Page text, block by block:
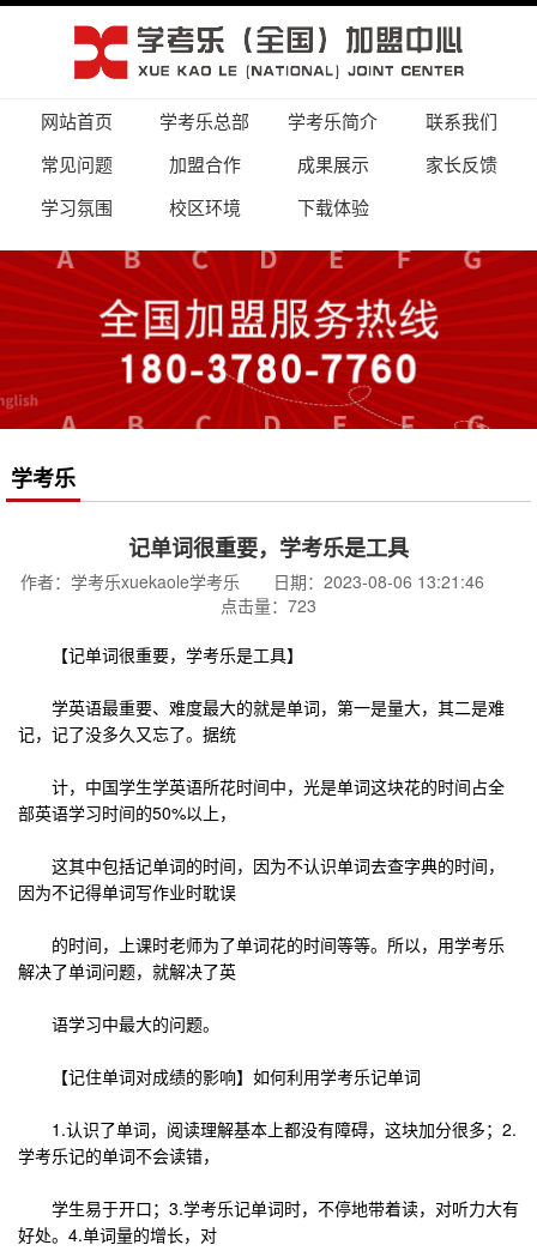
网站首页 学考乐总部 学考乐简介
联系我们
常见问题
加盟合作 成果展示
家长反馈
学习氛围
校区环境 下载体验
学考乐
记单词很重要，学考乐是工具
作者：学考乐xuekaole学考乐 日期：2023-08-06 13:21:46
点击量：723
【记单词很重要，学考乐是工具】
学英语最重要、难度最大的就是单词，第一是量大，其二是难
记，记了没多久又忘了。据统
计，中国学生学英语所花时间中，光是单词这块花的时间占全
部英语学习时间的50%以上，
这其中包括记单词的时间，因为不认识单词去查字典的时间，
因为不记得单词写作业时耽误
的时间，上课时老师为了单词花的时间等等。所以，用学考乐
解决了单词问题，就解决了英
语学习中最大的问题。
【记住单词对成绩的影响】如何利用学考乐记单词
1.认识了单词，阅读理解基本上都没有障碍，这块加分很多；2.
学考乐记的单词不会读错，
学生易于开口；3.学考乐记单词时，不停地带着读，对听力大有
好处。4.单词量的增长，对